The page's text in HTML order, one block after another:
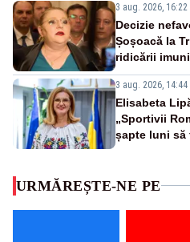
3 aug. 2026, 16:22
Decizie
Șoșoacă la
ridicării
3 aug. 2026, 14:44
Elisabeta
„Sportivii
șapte luni să
URMĂREȘTE-NE PE